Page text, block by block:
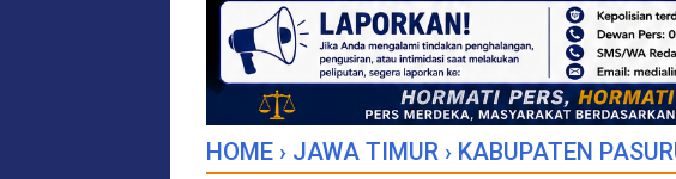
HOME › JAWA TIMUR › KABUPATEN